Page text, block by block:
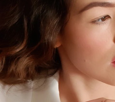
FAQ™ Pure Beauty-Tech
issa™ Teeth Whitening
English Deutsch
Français
Polski
Svenska
Türkçe
简体中文